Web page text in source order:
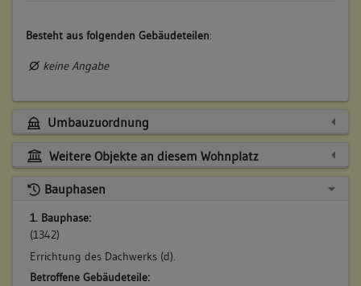
Besteht aus folgenden Gebäudeteilen:
keine Angabe
Umbauzuordnung
Weitere Objekte an diesem Wohnplatz
Bauphasen
1. Bauphase:
(1342)
Errichtung des Dachwerks (d).
Betroffene Gebäudeteile: